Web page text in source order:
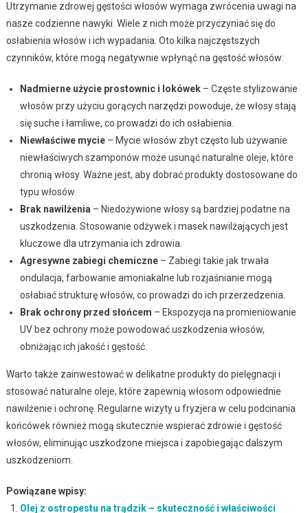
Utrzymanie zdrowej gęstości włosów wymaga zwrócenia uwagi na
nasze codzienne nawyki. Wiele z nich może przyczyniać się do
osłabienia włosów i ich wypadania. Oto kilka najczęstszych
czynników, które mogą negatywnie wpłynąć na gęstość włosów:
Nadmierne użycie prostownic i lokówek– Częste stylizowanie
włosów przy użyciu gorących narzędzi powoduje, że włosy stają
się suche i łamliwe, co prowadzi do ich osłabienia.
Niewłaściwe mycie– Mycie włosów zbyt często lub używanie
niewłaściwych szamponów może usunąć naturalne oleje, które
chronią włosy. Ważne jest, aby dobrać produkty dostosowane do
typu włosów.
Brak nawilżenia– Niedożywione włosy są bardziej podatne na
uszkodzenia. Stosowanie odżywek i masek nawilżających jest
kluczowe dla utrzymania ich zdrowia.
Agresywne zabiegi chemiczne– Zabiegi takie jak trwała
ondulacja, farbowanie amoniakalne lub rozjaśnianie mogą
osłabiać strukturę włosów, co prowadzi do ich przerzedzenia.
Brak ochrony przed słońcem – Ekspozycja na promieniowanie
UV bez ochrony może powodować uszkodzenia włosów,
obniżając ich jakość i gęstość.
Warto także zainwestować w delikatne produkty do pielęgnacji i
stosować naturalne oleje, które zapewnią włosom odpowiednie
nawilżenie i ochronę. Regularne wizyty u fryzjera w celu podcinania
końcówek również mogą skutecznie wspierać zdrowie i gęstość
włosów, eliminując uszkodzone miejsca i zapobiegając dalszym
uszkodzeniom.
Powiązane wpisy:
Olej z ostropestu na trądzik – skuteczność i właściwości